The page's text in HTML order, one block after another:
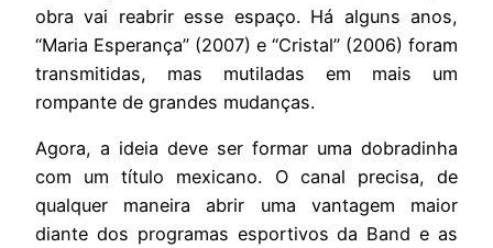
obra vai reabrir esse espaço. Há alguns anos,
“Maria Esperança” (2007) e “Cristal” (2006) foram
transmitidas, mas mutiladas em mais um
rompante de grandes mudanças.
Agora, a ideia deve ser formar uma dobradinha
com um título mexicano. O canal precisa, de
qualquer maneira abrir uma vantagem maior
diante dos programas esportivos da Band e as